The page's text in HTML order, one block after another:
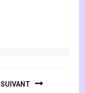
SUIVANT